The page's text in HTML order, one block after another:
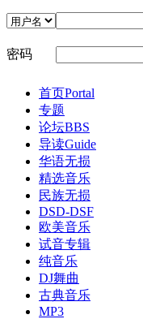
密码
首页Portal
专题
论坛BBS
导读Guide
华语无损
精选音乐
民族无损
DSD-DSF
欧美音乐
试音专辑
纯音乐
DJ舞曲
古典音乐
MP3